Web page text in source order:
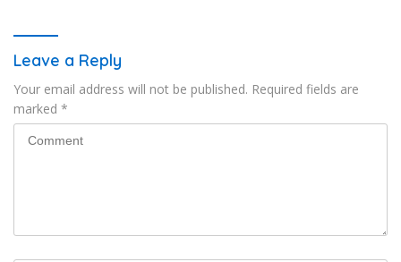
Leave a Reply
Your email address will not be published. Required fields are
marked *